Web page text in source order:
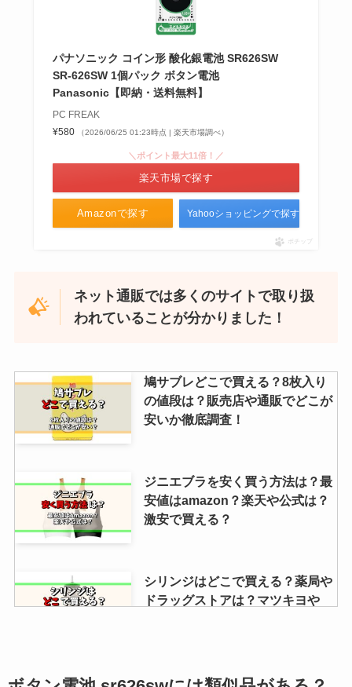
パナソニック コイン形 酸化銀電池 SR626SW
SR-626SW 1個パック ボタン電池
Panasonic【即納・送料無料】
PC FREAK
¥580
（2026/06/25 01:23時点 | 楽天市場調べ）
Amazonで探す
＼ポイント最大11倍！／
楽天市場で探す
Yahooショッピングで探す
ポチップ
ネット通販では多くのサイトで取り扱
われていることが分かりました！
鳩サブレどこで買える？8枚入り
の値段は？販売店や通販でどこが
安いか徹底調査！
ジニエブラを安く買う方法は？最
安値はamazon？楽天や公式は？
激安で買える？
シリンジはどこで買える？薬局や
ドラッグストアは？マツキヨや
poleneの取扱店舗は？東京・表参